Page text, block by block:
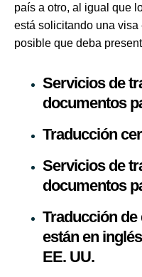
país a otro, al igual que
está solicitando una
posible que deba
Servicios de
documentos
Traducción
Servicios de
documentos
Traducción
están en
EE. UU.